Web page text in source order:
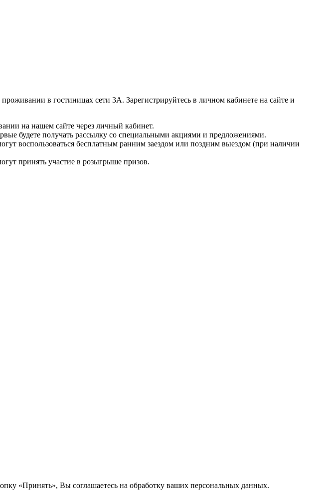
в гостиницах сети 3А. Зарегистрируйтесь в личном кабинете на сайте и
на нашем сайте через личный кабинет.
будете получать рассылку со специальными акциями и предложениями.
воспользоваться бесплатным ранним заездом или поздним выездом (при наличии
принять участие в розыгрыше призов.
«Принять», Вы соглашаетесь на обработку ваших персональных данных.